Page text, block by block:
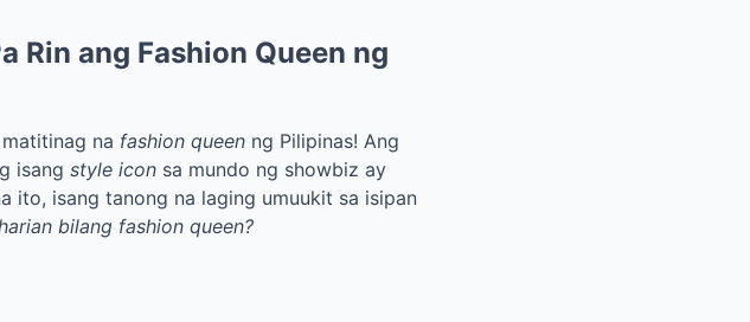
Rin ang Fashion Queen ng
na fashion queen ng Pilipinas! Ang
isang style icon sa mundo ng showbiz ay
ito, isang tanong na laging umuukit sa isipan
bilang fashion queen?